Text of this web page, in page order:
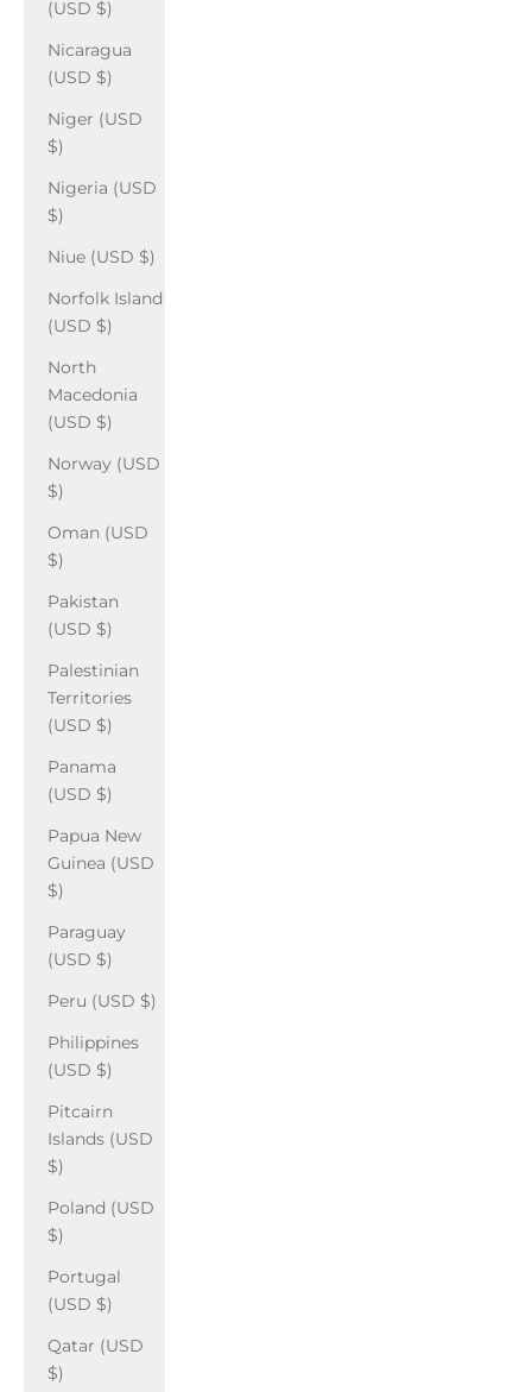
(USD $)
Nicaragua
(USD $)
Niger (USD
$)
Nigeria (USD
$)
Niue (USD $)
Norfolk Island
(USD $)
North
Macedonia
(USD $)
Norway (USD
$)
Oman (USD
$)
Pakistan
(USD $)
Palestinian
Territories
(USD $)
Panama
(USD $)
Papua New
Guinea (USD
$)
Paraguay
(USD $)
Peru (USD $)
Philippines
(USD $)
Pitcairn
Islands (USD
$)
Poland (USD
$)
Portugal
(USD $)
Qatar (USD
$)